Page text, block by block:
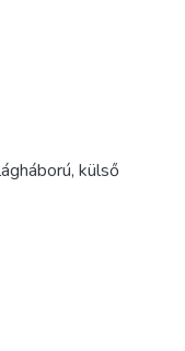
, külső